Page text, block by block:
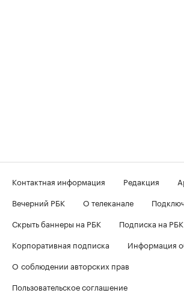
Контактная информация Редакция
Вечерний РБК
О телеканале
Скрыть баннеры на РБК
Подписка на РБК
Корпоративная подписка
Информация
О соблюдении авторских прав
Пользовательское соглашение